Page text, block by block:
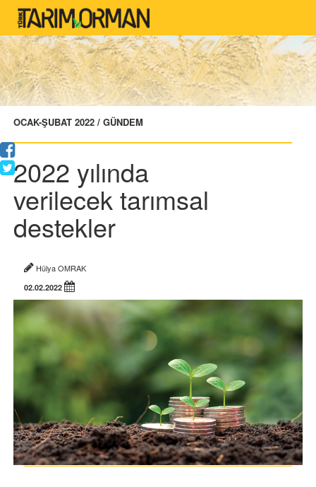
OCAK-ŞUBAT 2022 / GÜNDEM
2022 yılında
verilecek tarımsal
destekler
Hülya OMRAK
02.02.2022